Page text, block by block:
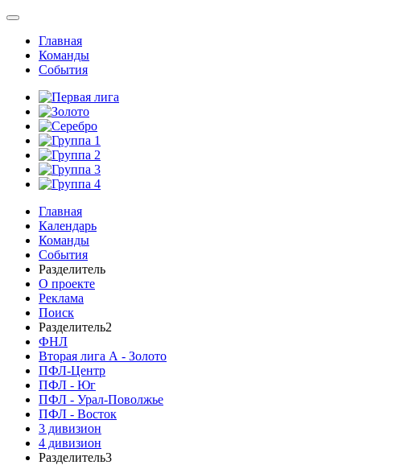
Главная
Команды
События
Главная
Календарь
Команды
События
Разделитель
О проекте
Реклама
Поиск
Разделитель2
ФНЛ
Вторая лига А - Золото
ПФЛ-Центр
ПФЛ - Юг
ПФЛ - Урал-Поволжье
ПФЛ - Восток
3 дивизион
4 дивизион
Разделитель3